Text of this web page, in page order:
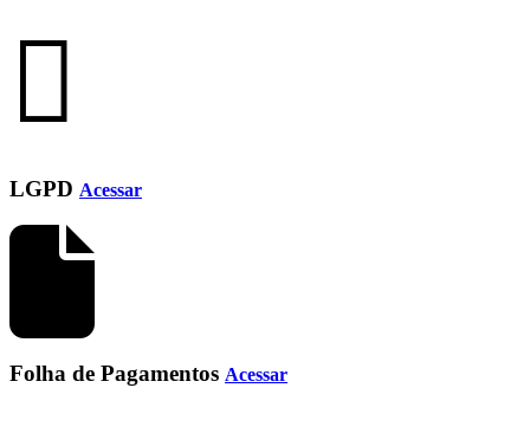
LGPD Acessar
Folha de Pagamentos Acessar